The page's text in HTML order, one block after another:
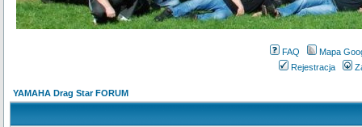
FAQ
Mapa
Rejestracja
YAMAHA Drag Star FORUM